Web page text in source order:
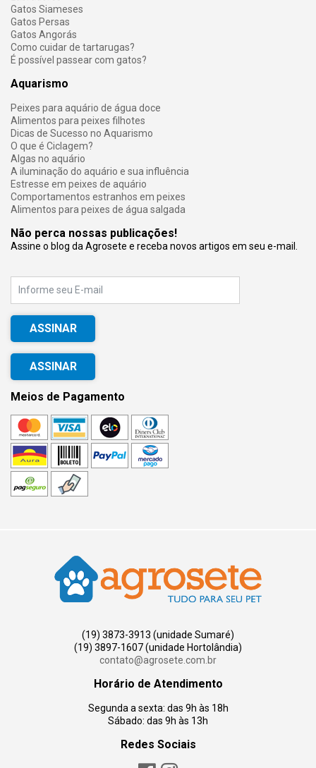
Gatos Siameses
Gatos Persas
Gatos Angorás
Como cuidar de tartarugas?
É possível passear com gatos?
Aquarismo
Peixes para aquário de água doce
Alimentos para peixes filhotes
Dicas de Sucesso no Aquarismo
O que é Ciclagem?
Algas no aquário
A iluminação do aquário e sua influência
Estresse em peixes de aquário
Comportamentos estranhos em peixes
Alimentos para peixes de água salgada
Não perca nossas publicações!
Assine o blog da Agrosete e receba novos artigos em seu e-mail.
ASSINAR
Meios de Pagamento
(19) 3873-3913 (unidade Sumaré)
(19) 3897-1607 (unidade Hortolândia)
contato@agrosete.com.br
Horário de Atendimento
Segunda a sexta: das 9h às 18h
Sábado: das 9h às 13h
Redes Sociais